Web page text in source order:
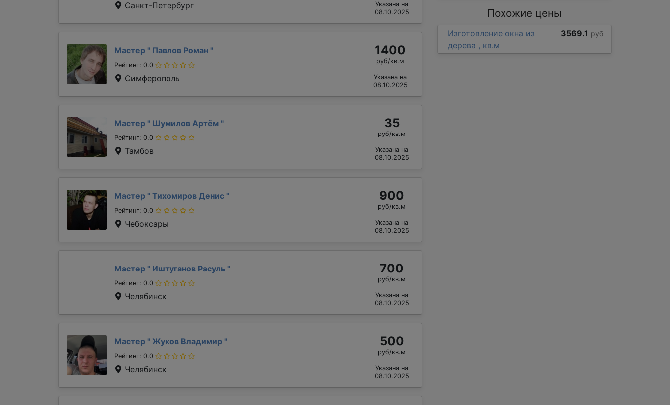
Санкт-Петербург
Указана на
08.10.2025
Мастер " Павлов Роман "
Рейтинг: 0.0
Симферополь
1400
руб/кв.м
Указана на
08.10.2025
Мастер " Шумилов Артём "
Рейтинг: 0.0
Тамбов
35
руб/кв.м
Указана на
08.10.2025
Мастер " Тихомиров Денис "
Рейтинг: 0.0
Чебоксары
900
руб/кв.м
Указана на
08.10.2025
Мастер " Иштуганов Расуль "
Рейтинг: 0.0
Челябинск
700
руб/кв.м
Указана на
08.10.2025
Мастер " Жуков Владимир "
Рейтинг: 0.0
Челябинск
500
руб/кв.м
Указана на
08.10.2025
Похожие цены
Изготовление окна из
дерева , кв.м
3569.1 руб